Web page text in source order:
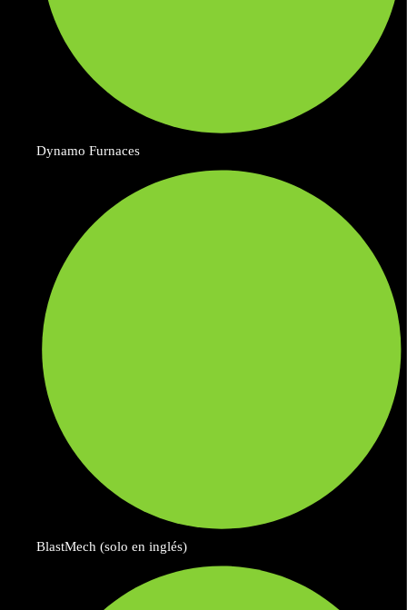
Dynamo Furnaces
BlastMech (solo en inglés)